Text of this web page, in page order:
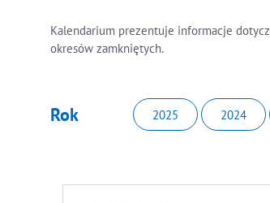
Kalendarium prezentuje informacje
okresów zamkniętych.
Rok 2025 2024